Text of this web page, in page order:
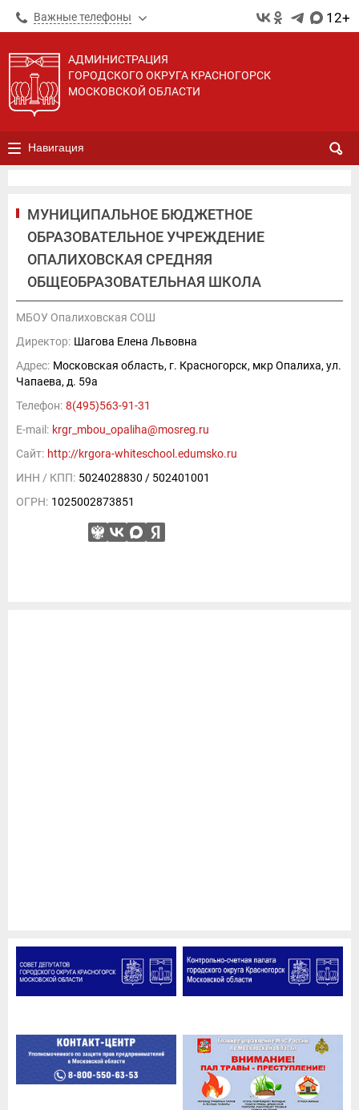
Важные телефоны 12+
АДМИНИСТРАЦИЯ
ГОРОДСКОГО ОКРУГА КРАСНОГОРСК
МОСКОВСКОЙ ОБЛАСТИ
Навигация
МУНИЦИПАЛЬНОЕ БЮДЖЕТНОЕ
ОБРАЗОВАТЕЛЬНОЕ УЧРЕЖДЕНИЕ
ОПАЛИХОВСКАЯ СРЕДНЯЯ
ОБЩЕОБРАЗОВАТЕЛЬНАЯ ШКОЛА
МБОУ Опалиховская СОШ
Директор: Шагова Елена Львовна
Адрес: Московская область, г. Красногорск, мкр Опалиха, ул.
Чапаева, д. 59а
Телефон: 8(495)563-91-31
E-mail: krgr_mbou_opaliha@mosreg.ru
Сайт: http://krgora-whiteschool.edumsko.ru
ИНН / КПП: 5024028830 / 502401001
ОГРН: 1025002873851